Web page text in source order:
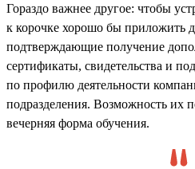
Гораздо важнее другое: чтобы
к корочке хорошо бы приложить
подтверждающие получение
сертификаты, свидетельства и
по профилю деятельности
подразделения. Возможность их
вечерняя форма обучения.